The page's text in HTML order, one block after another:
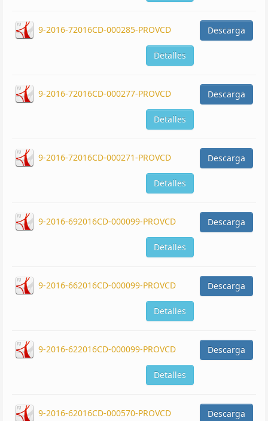
9-2016-72016CD-000285-PROVCD Descarga
Detalles
9-2016-72016CD-000277-PROVCD Descarga
Detalles
9-2016-72016CD-000271-PROVCD Descarga
Detalles
9-2016-692016CD-000099-PROVCD Descarga
Detalles
9-2016-662016CD-000099-PROVCD Descarga
Detalles
9-2016-622016CD-000099-PROVCD Descarga
Detalles
9-2016-62016CD-000570-PROVCD Descarga